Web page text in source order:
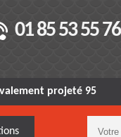
01 85 53 55 76
projeté 95